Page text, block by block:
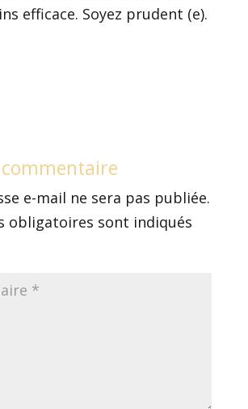
efficace. Soyez prudent (e).
e-mail ne sera pas publiée.
obligatoires sont indiqués